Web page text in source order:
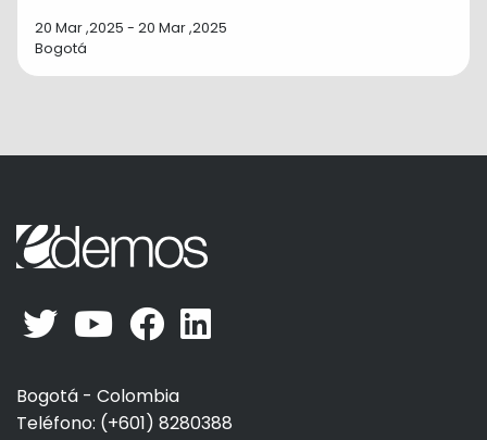
20 Mar ,2025 - 20 Mar ,2025
Bogotá
Bogotá - Colombia
Teléfono: (+601) 8280388